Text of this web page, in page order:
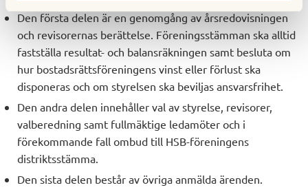
Den första delen är en genomgång av årsredovisningen
och revisorernas berättelse. Föreningsstämman ska alltid
fastställa resultat- och balansräkningen samt besluta om
hur bostadsrättsföreningens vinst eller förlust ska
disponeras och om styrelsen ska beviljas ansvarsfrihet.
Den andra delen innehåller val av styrelse, revisorer,
valberedning samt fullmäktige ledamöter och i
förekommande fall ombud till HSB-föreningens
distriktsstämma.
Den sista delen består av övriga anmälda ärenden.